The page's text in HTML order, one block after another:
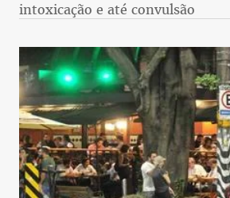
intoxicação e até convulsão